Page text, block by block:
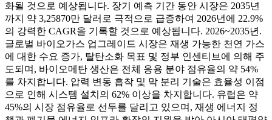
화될 것으로 예상됩니다. 장기 예측 기간 동안 시장은 2035년
까지 약 3,25870만 달러로 극적으로 급증하여 2026년에 22.9%
의 강력한 CAGR을 기록할 것으로 예상됩니다. 2026~2035년.
글로벌 바이오가스 업그레이드 시장은 재생 가능한 천연 가스
에 대한 수요 증가, 탈탄소화 목표 및 정부 인센티브에 의해 주
도되며, 바이오메탄 생산은 전체 응용 분야 점유율의 약 54%
를 차지합니다. 압력 변동 흡착 및 막 분리 기술은 효율성 이점
으로 인해 시스템 설치의 62% 이상을 차지합니다. 유럽은 약
45%의 시장 점유율로 선두를 달리고 있으며, 재생 에너지 정